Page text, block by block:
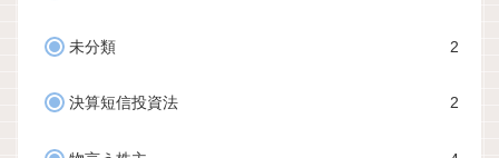
未分類 2
決算短信投資法 2